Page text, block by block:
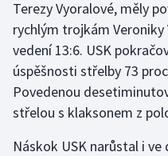
Terezy Vyoralové, měly
rychlým trojkám
vedení 13:6. USK
úspěšnosti střelby 73
Povedenou
střelou s klaksonem z
Náskok USK narůstal i